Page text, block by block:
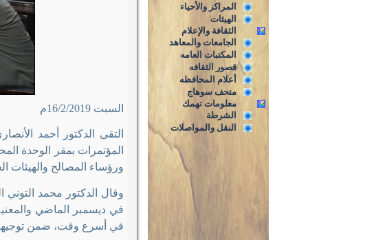
المراكز والأحياء
الهيئات
الثقافة والإعلام
الجامعات والمعاهد
المكتبات العامه
قصور الثقافه
أعلام المحافظه
متحف سوهاج
معلومات تهمك
الشرطة
النقل والمواصلات
السبت 16/2/2019م
التقى الدكتور أحمد
المؤتمرات بمقر الوحدة
ورؤساء المصالح والهيئات
وقال الدكتور محمد التوني
في ديسمبر الماضي
في أسرع وقت، ضمن